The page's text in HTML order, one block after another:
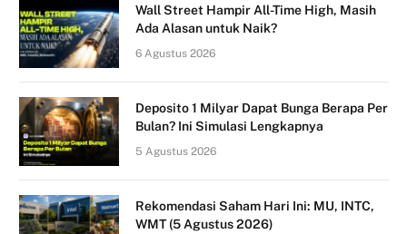
Wall Street Hampir All-Time High, Masih
Ada Alasan untuk Naik?
6 Agustus 2026
Deposito 1 Milyar Dapat Bunga Berapa Per
Bulan? Ini Simulasi Lengkapnya
5 Agustus 2026
Rekomendasi Saham Hari Ini: MU, INTC,
WMT (5 Agustus 2026)